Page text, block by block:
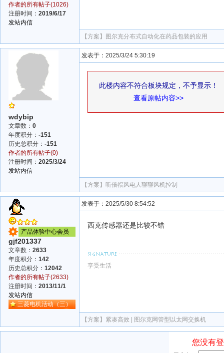
作者的所有帖子(1026)
注册时间： 2019/6/17
发站内信
【方案】 图尔克分布式自动化在药品包装的应用
wdybip
文章数： 0
年度积分： -151
历史总积分： -151
作者的所有帖子(0)
注册时间： 2025/3/24
发站内信
发表于：2025/3/24 5:30:19
此楼内容不符合板块规定，不予显示！
查看原帖内容>>
【方案】 听倍福风电人聊聊风机控制
产品体验中心会员
gjf201337
文章数： 2633
年度积分： 142
历史总积分： 12042
作者的所有帖子(2633)
注册时间： 2013/11/1
发站内信
三菱电机活动（三）
发表于：2025/5/30 8:54:52
西克传感器还是比较不错
享受生活
【方案】 紧凑高效 | 图尔克网管型以太网交换机